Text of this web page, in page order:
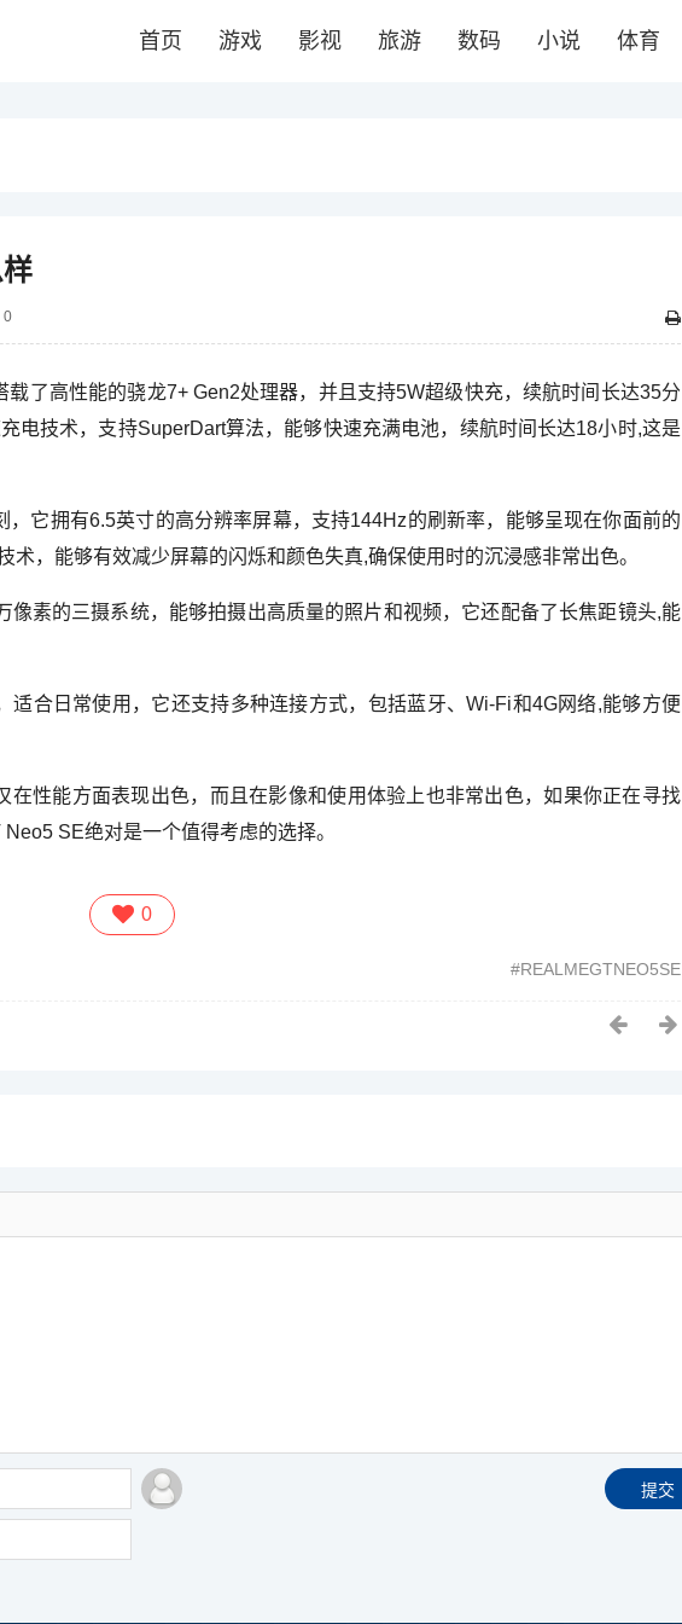
首页 游戏 影视 旅游 数码 小说 体育
0
了高性能的骁龙7+ Gen2处理器，并且支持5W超级快充，续航时间长达35分
电技术，支持SuperDart算法，能够快速充满电池，续航时间长达18小时,这是
它拥有6.5英寸的高分辨率屏幕，支持144Hz的刷新率，能够呈现在你面前的
，能够有效减少屏幕的闪烁和颜色失真,确保使用时的沉浸感非常出色。
素的三摄系统，能够拍摄出高质量的照片和视频，它还配备了长焦距镜头,能
适合日常使用，它还支持多种连接方式，包括蓝牙、Wi-Fi和4G网络,能够方便
在性能方面表现出色，而且在影像和使用体验上也非常出色，如果你正在寻找
SE绝对是一个值得考虑的选择。
0
REALMEGTNEO5SE